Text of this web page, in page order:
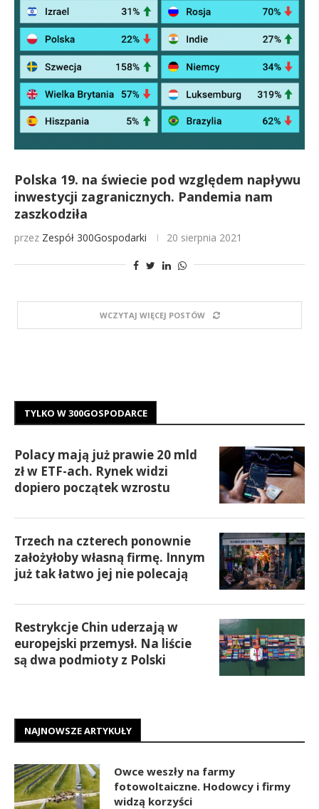
Polska 19. na świecie pod względem napływu
inwestycji zagranicznych. Pandemia nam
zaszkodziła
przez Zespół 300Gospodarki 20 sierpnia 2021
WCZYTAJ WIĘCEJ POSTÓW
TYLKO W 300GOSPODARCE
Polacy mają już prawie 20 mld
zł w ETF-ach. Rynek widzi
dopiero początek wzrostu
Trzech na czterech ponownie
założyłoby własną firmę. Innym
już tak łatwo jej nie polecają
Restrykcje Chin uderzają w
europejski przemysł. Na liście
są dwa podmioty z Polski
NAJNOWSZE ARTYKUŁY
Owce weszły na farmy
fotowoltaiczne. Hodowcy i firmy
widzą korzyści